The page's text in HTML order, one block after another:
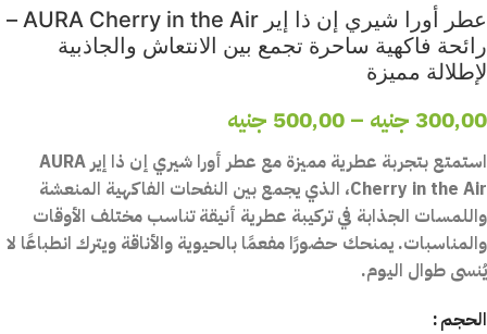
عطر أورا شيري إن ذا إير AURA Cherry in the Air –
رائحة فاكهية ساحرة تجمع بين الانتعاش والجاذبية
لإطلالة مميزة
300,00جنيه –
500,00 جنيه
استمتع بتجربة عطرية مميزة مع عطر أورا شيري إن ذا إير AURA
Cherry in the Air، الذي يجمع بين النفحات الفاكهية المنعشة
واللمسات الجذابة في تركيبة عطرية أنيقة تناسب مختلف الأوقات
والمناسبات. يمنحك حضورًا مفعمًا بالحيوية والأناقة ويترك انطباعًا لا
يُنسى طوال اليوم.
الحجم